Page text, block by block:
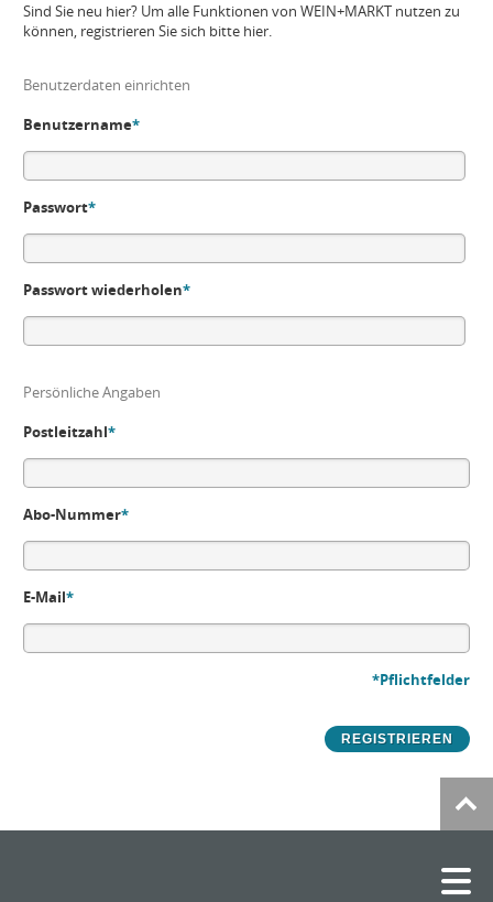
Sind Sie neu hier? Um alle Funktionen von WEIN+MARKT nutzen zu
können, registrieren Sie sich bitte hier.
Benutzerdaten einrichten
Benutzername*
Passwort*
Passwort wiederholen*
Persönliche Angaben
Postleitzahl*
Abo-Nummer*
E-Mail*
*Pflichtfelder